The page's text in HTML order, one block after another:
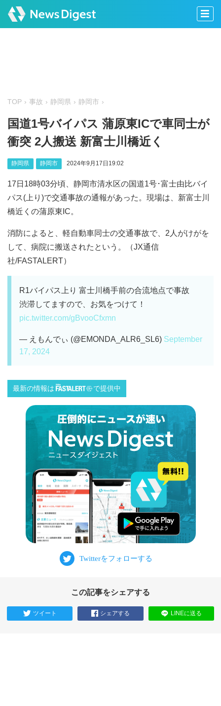
TOP 事故 静岡県 静岡市
国道1号バイパス 蒲原東ICで車同士が
衝突 2人搬送 新富士川橋近く
静岡県 静岡市 2024年9月17日19:02
17日18時03分頃、静岡市清水区の国道1号･富士由比バイ
パス(上り)で交通事故の通報があった。現場は、新富士川
橋近くの蒲原東IC。
消防によると、軽自動車同士の交通事故で、2人がけがを
して、病院に搬送されたという。（JX通信
社/FASTALERT）
R1バイパス上り 富士川橋手前の合流地点で事故
渋滞してますので、お気をつけて！
pic.twitter.com/gBvooCfxmn
— えもんでぃ (@EMONDA_ALR6_SL6) September
17, 2024
最新の情報は で提供中
この記事をシェアする
ツイート シェアする LINEに送る